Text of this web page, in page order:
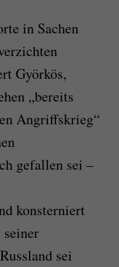
in Sachen
Györkös,
„bereits
Angriffskrieg“
gefallen sei –
konsterniert
sei